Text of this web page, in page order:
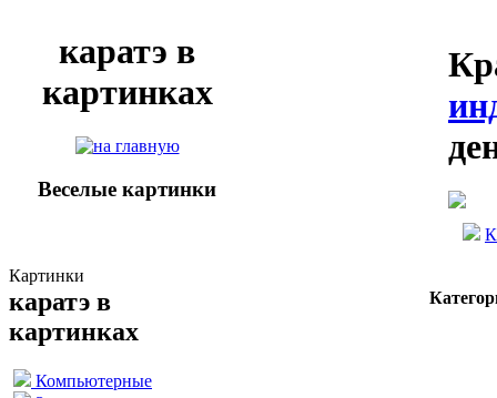
каратэ в
картинках
Веселые картинки
Картинки
каратэ в
картинках
Компьютерные